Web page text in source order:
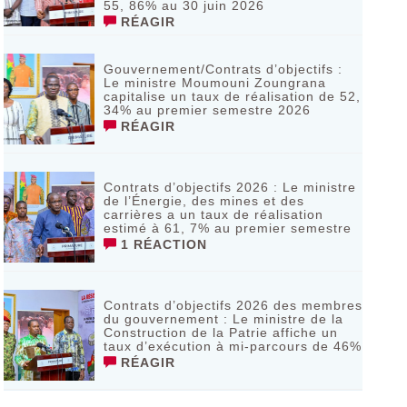
55, 86% au 30 juin 2026
RÉAGIR
Gouvernement/Contrats d’objectifs :
Le ministre Moumouni Zoungrana
capitalise un taux de réalisation de 52,
34% au premier semestre 2026
RÉAGIR
Contrats d’objectifs 2026 : Le ministre
de l’Énergie, des mines et des
carrières a un taux de réalisation
estimé à 61, 7% au premier semestre
1 RÉACTION
Contrats d’objectifs 2026 des membres
du gouvernement : Le ministre de la
Construction de la Patrie affiche un
taux d’exécution à mi-parcours de 46%
RÉAGIR